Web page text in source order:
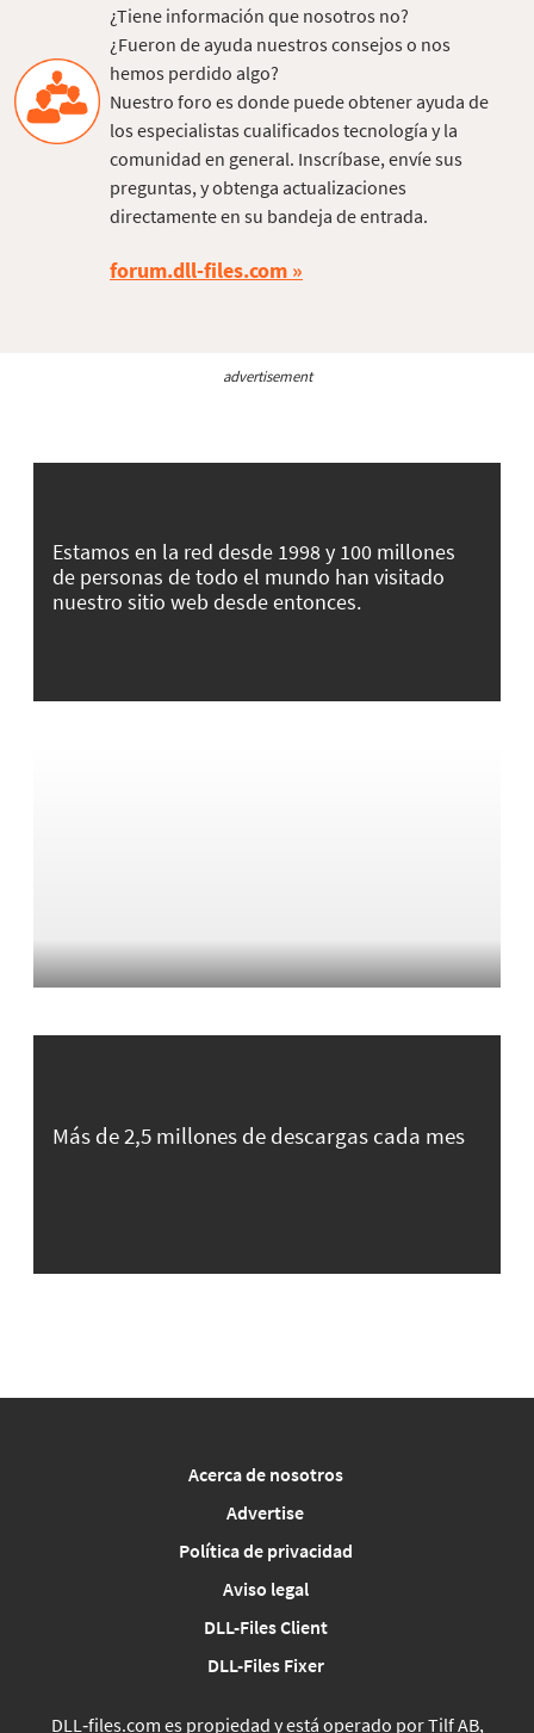
¿Tiene información que nosotros no?
¿Fueron de ayuda nuestros consejos o nos
hemos perdido algo?
Nuestro foro es donde puede obtener ayuda de
los especialistas cualificados tecnología y la
comunidad en general. Inscríbase, envíe sus
preguntas, y obtenga actualizaciones
directamente en su bandeja de entrada.
forum.dll-files.com
advertisement
Estamos en la red desde 1998 y 100 millones
de personas de todo el mundo han visitado
nuestro sitio web desde entonces.
Más de 2,5 millones de descargas cada mes
Acerca de nosotros
Advertise
Política de privacidad
Aviso legal
DLL-Files Client
DLL-Files Fixer
DLL‑files.com es propiedad y está operado por Tilf AB,